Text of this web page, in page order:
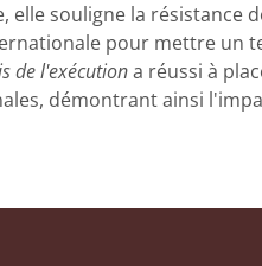
elle souligne la résistance
pour mettre un
de l'exécutiona réussi à
démontrant ainsi